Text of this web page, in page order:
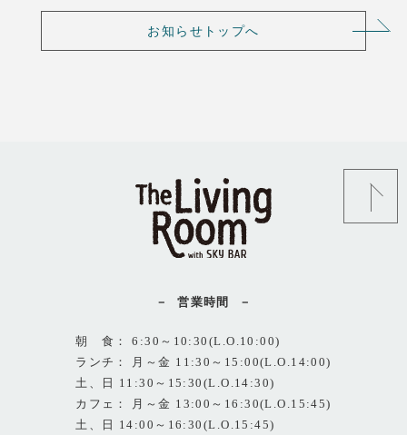
お知らせトップへ
営業時間
朝 食： 6:30～10:30(L.O.10:00)
ランチ： 月～金 11:30～15:00(L.O.14:00)
土、日 11:30～15:30(L.O.14:30)
カフェ： 月～金 13:00～16:30(L.O.15:45)
土、日 14:00～16:30(L.O.15:45)